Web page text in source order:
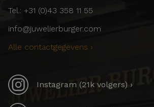
Tel.: +31 (0)43 358 11 55
info@juwelierburger.com
Alle contactgegevens ›
Instagram (21k volgers) ›